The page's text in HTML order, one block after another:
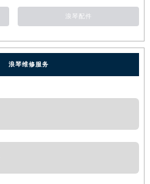
浪琴配件
浪琴维修服务